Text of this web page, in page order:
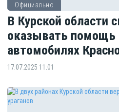
Официально
В Курской области
оказывать
автомобилях
17.07.2025 11:01